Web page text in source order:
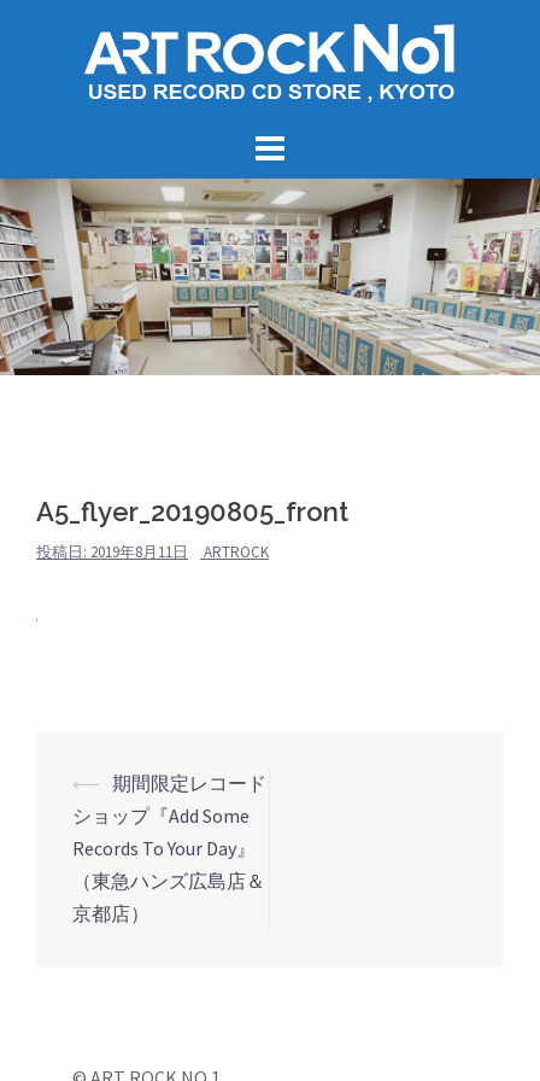
へ
ス
キ
ッ
プ
A5_flyer_20190805_front
投稿日: 2019年8月11日 ARTROCK
投
稿
ナ
ビ
⟵ 期間限定レコード
ショップ『Add Some
Records To Your Day』
（東急ハンズ広島店＆
京都店）